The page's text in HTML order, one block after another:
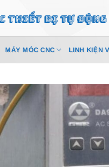
MÁY MÓC CNC LINH KIỆN